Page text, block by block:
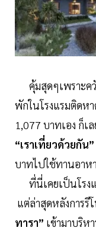
คุ้มสุดๆเพราะค
พักในโรงแรมติดห
1,077 บาทเอง ก็เ
“เราเที่ยวด้วยกัน”
บาทไปใช้ทานอาห
ที่นี่เคยเป็นโรงแ
แต่ล่าสุดหลังการรี
ทารา” เข้ามาบริห